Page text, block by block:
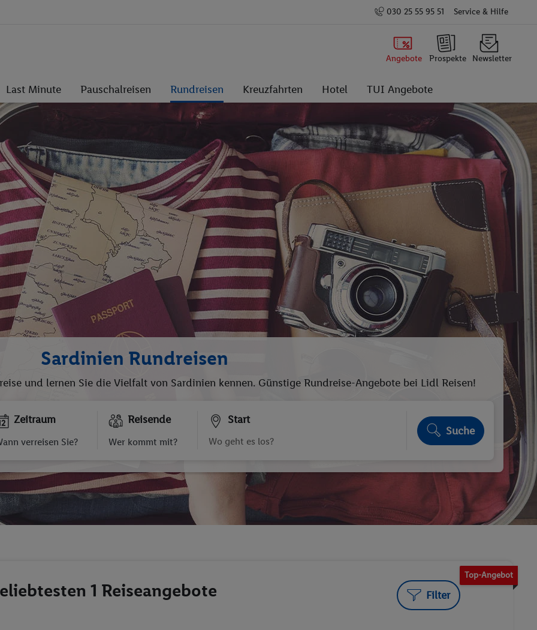
030 25 55 95 51 Service & Hilfe
Angebote Prospekte Newsletter
Last Minute Pauschalreisen Rundreisen Kreuzfahrten Hotel TUI Angebote
Sardinien Rundreisen
und lernen Sie die Vielfalt von Sardinien kennen. Günstige Rundreise-Angebote bei Lidl Reisen!
Zeitraum
verreisen Sie?
Reisende
Wer kommt mit?
Start
Suche
Top-Angebot
1 Reiseangebote Filter